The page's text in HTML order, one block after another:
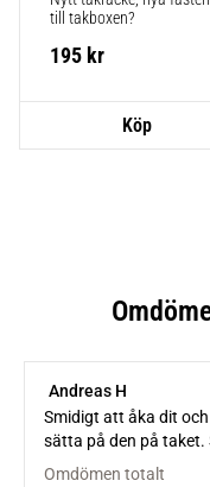
till takboxen?
195 kr